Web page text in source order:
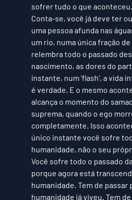
sofrer tudo o que aconteceu.
Conta-se, você já deve ter
uma pessoa afunda nas
um rio, numa única fração
relembra todo o passado
nascimento, as dores do
instante, num 'flash', a vida
é verdade. E o mesmo
alcança o momento do
suprema, quando o ego
completamente. Isso
único instante você sofre
humanidade, não o seu
Você sofre todo o passado
porque agora está
humanidade. Tem de passar
humanidade já viveu. Tem